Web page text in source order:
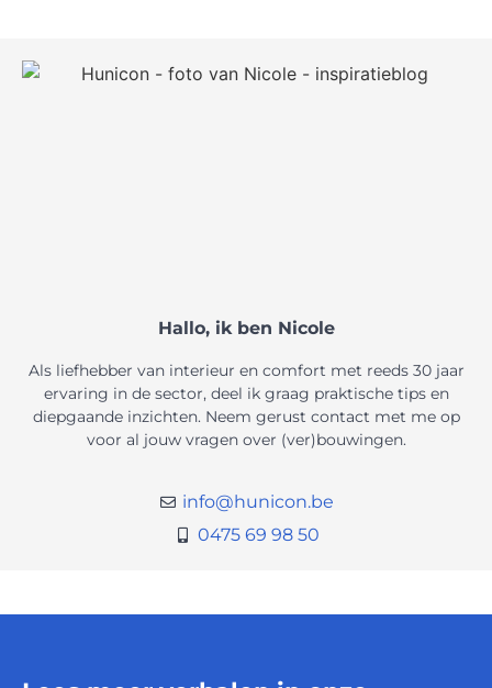
Hallo, ik ben Nicole
Als liefhebber van interieur en comfort met reeds 30 jaar
ervaring in de sector, deel ik graag praktische tips en
diepgaande inzichten. Neem gerust contact met me op
voor al jouw vragen over (ver)bouwingen.
info@hunicon.be
0475 69 98 50